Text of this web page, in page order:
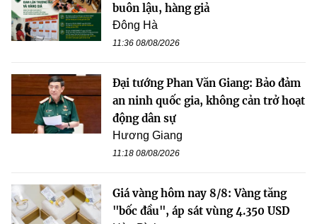
buôn lậu, hàng giả
Đông Hà
11:36 08/08/2026
Đại tướng Phan Văn Giang: Bảo đảm
an ninh quốc gia, không cản trở hoạt
động dân sự
Hương Giang
11:18 08/08/2026
Giá vàng hôm nay 8/8: Vàng tăng
"bốc đầu", áp sát vùng 4.350 USD